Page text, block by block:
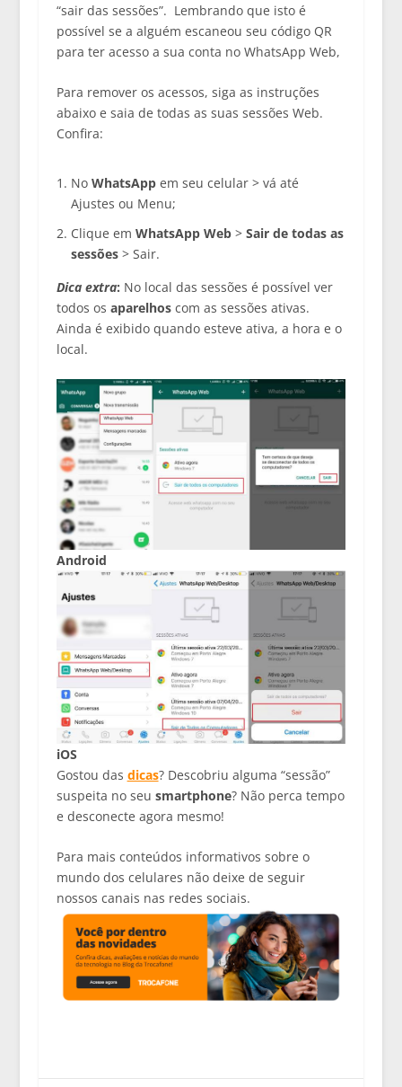
“sair das sessões”. Lembrando que isto é
possível se a alguém escaneou seu código QR
para ter acesso a sua conta no WhatsApp Web,
Para remover os acessos, siga as instruções
abaixo e saia de todas as suas sessões Web.
Confira:
No WhatsAppem seu celular > vá até
Ajustes ou Menu;
Clique em WhatsApp Web> Sair de todas as
sessões> Sair.
Dica extra: No local das sessões é possível ver
todos os aparelhoscom as sessões ativas.
Ainda é exibido quando esteve ativa, a hora e o
local.
Android
iOS
Gostou das dicas? Descobriu alguma “sessão”
suspeita no seu smartphone? Não perca tempo
e desconecte agora mesmo!
Para mais conteúdos informativos sobre o
mundo dos celulares não deixe de seguir
nossos canais nas redes sociais.